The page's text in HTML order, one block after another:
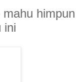
himpun
ini